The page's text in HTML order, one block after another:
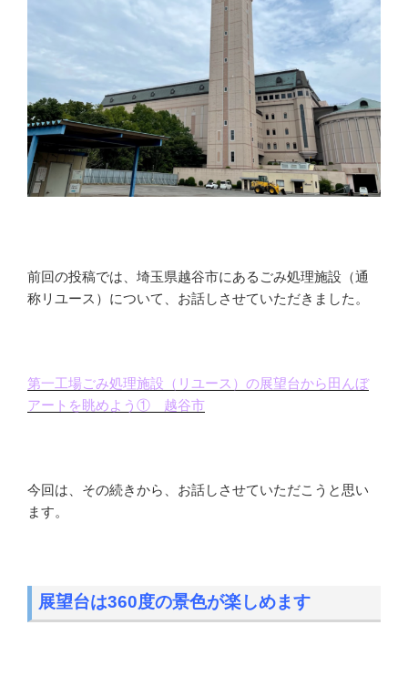
前回の投稿では、埼玉県越谷市にあるごみ処理施設（通
称リユース）について、お話しさせていただきました。
第一工場ごみ処理施設（リユース）の展望台から田んぼ
アートを眺めよう① 越谷市
今回は、その続きから、お話しさせていただこうと思い
ます。
展望台は360度の景色が楽しめます